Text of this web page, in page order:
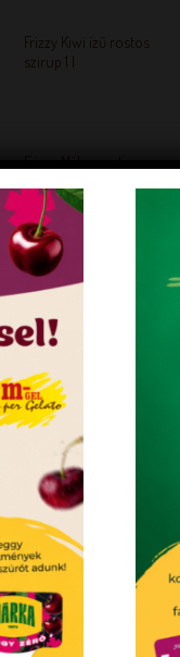
Frizzy Kiwi ízű rostos
szirup 1 l
Frizzy Mangó ízű
rostos szirup 1 l
Frizzy meggy ízű
rostos szirup 1 l
Frizzy Narancs ízű
rostos szirup 1 l